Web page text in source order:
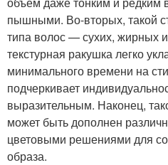
пышными. Во-вторых, такой
типа волос — сухих, жирных
текстурная ракушка легко
минимального времени на
подчеркивает
выразительным. Наконец,
может быть дополнен
цветовыми решениями для
образа.